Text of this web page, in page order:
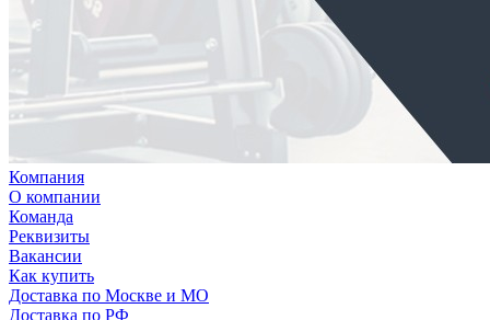
Компания
О компании
Команда
Реквизиты
Вакансии
Как купить
Доставка по Москве и МО
Доставка по РФ